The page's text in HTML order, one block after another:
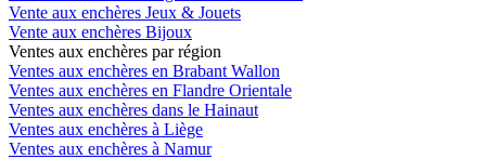
Vente aux enchères Jeux & Jouets
Vente aux enchères Bijoux
Ventes aux enchères par région
Ventes aux enchères en Brabant Wallon
Ventes aux enchères en Flandre Orientale
Ventes aux enchères dans le Hainaut
Ventes aux enchères à Liège
Ventes aux enchères à Namur